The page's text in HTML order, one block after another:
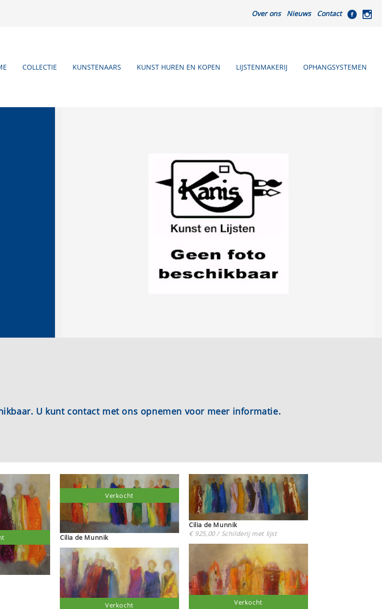
Over ons Nieuws Contact
COLLECTIE KUNSTENAARS KUNST HUREN EN KOPEN LIJSTENMAKERIJ OPHANGSYSTEMEN
U kunt contact met ons opnemen voor meer informatie.
Cilia de Munnik
Verkocht
Verkocht
Cilia de Munnik
€ 925,00 / Schilderij met lijst
Verkocht